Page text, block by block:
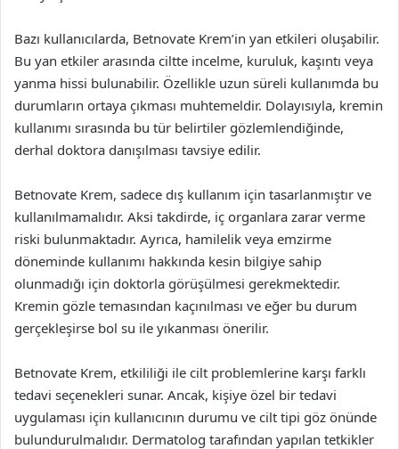
Bazı kullanıcılarda, Betnovate Krem’in yan etkileri oluşabilir.
Bu yan etkiler arasında ciltte incelme, kuruluk, kaşıntı veya
yanma hissi bulunabilir. Özellikle uzun süreli kullanımda bu
durumların ortaya çıkması muhtemeldir. Dolayısıyla, kremin
kullanımı sırasında bu tür belirtiler gözlemlendiğinde,
derhal doktora danışılması tavsiye edilir.
Betnovate Krem, sadece dış kullanım için tasarlanmıştır ve
kullanılmamalıdır. Aksi takdirde, iç organlara zarar verme
riski bulunmaktadır. Ayrıca, hamilelik veya emzirme
döneminde kullanımı hakkında kesin bilgiye sahip
olunmadığı için doktorla görüşülmesi gerekmektedir.
Kremin gözle temasından kaçınılması ve eğer bu durum
gerçekleşirse bol su ile yıkanması önerilir.
Betnovate Krem, etkililiği ile cilt problemlerine karşı farklı
tedavi seçenekleri sunar. Ancak, kişiye özel bir tedavi
uygulaması için kullanıcının durumu ve cilt tipi göz önünde
bulundurulmalıdır. Dermatolog tarafından yapılan tetkikler